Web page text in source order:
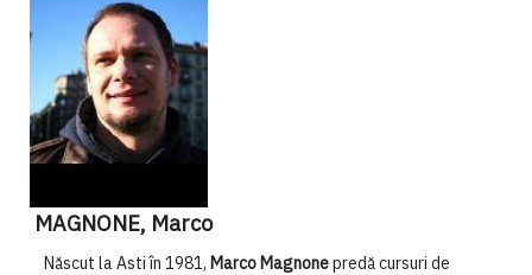
MAGNONE, Marco
Născut la Asti în 1981, Marco Magnonepredă cursuri de